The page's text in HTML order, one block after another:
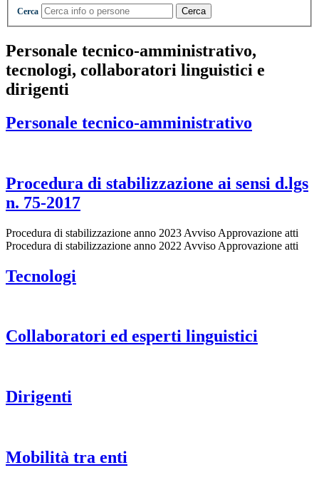
Cerca Cerca
Personale tecnico-amministrativo,
tecnologi, collaboratori linguistici e
dirigenti
Personale tecnico-amministrativo
Procedura di stabilizzazione ai sensi d.lgs
n. 75-2017
Procedura di stabilizzazione anno 2023 Avviso Approvazione atti
Procedura di stabilizzazione anno 2022 Avviso Approvazione atti
Tecnologi
Collaboratori ed esperti linguistici
Dirigenti
Mobilità tra enti